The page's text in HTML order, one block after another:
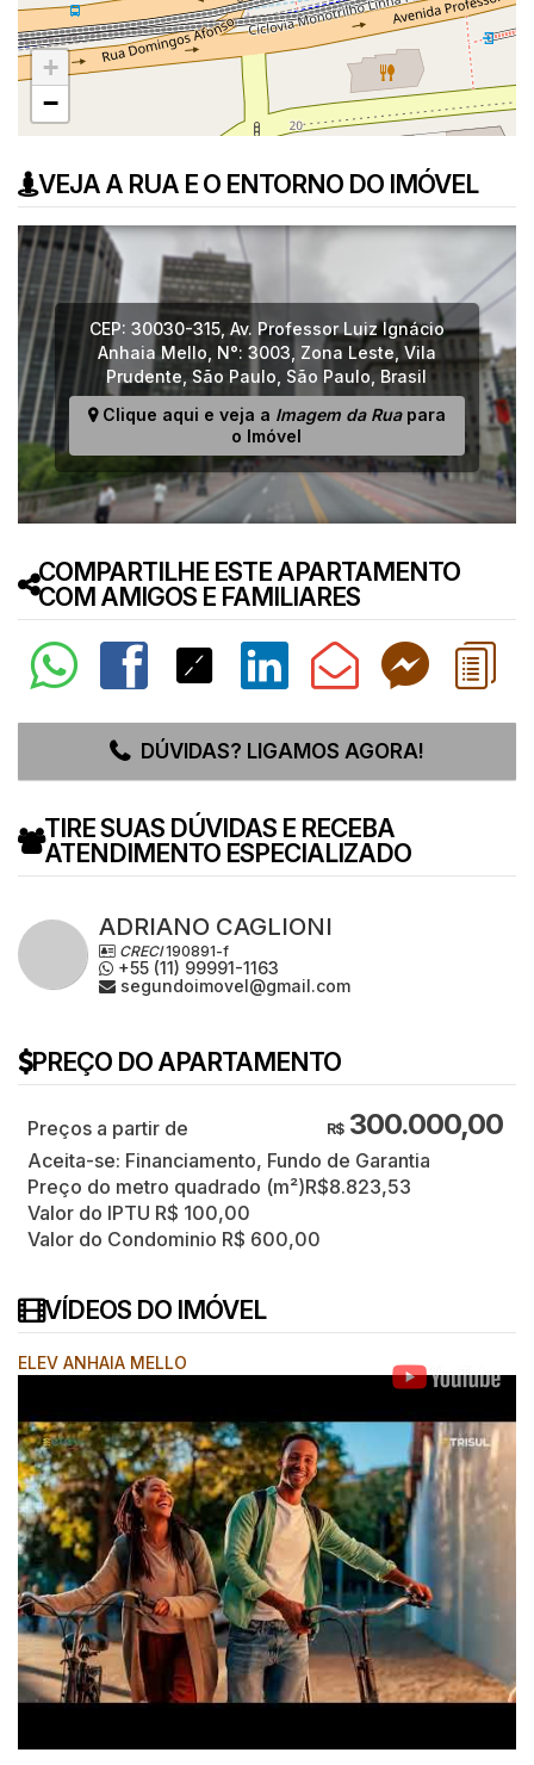
+
−
VEJA A RUA E O ENTORNO DO IMÓVEL
CEP: 30030-315,Av. Professor Luiz Ignácio
Anhaia Mello N°: 3003 Zona Leste Vila
Prudente ,São Paulo São Paulo Brasil
Clique aqui e veja a Imagem da Ruapara
o Imóvel
COMPARTILHE ESTE APARTAMENTO
COM AMIGOS E FAMILIARES
DÚVIDAS? LIGAMOS AGORA!
TIRE SUAS DÚVIDAS E RECEBA
ATENDIMENTO ESPECIALIZADO
ADRIANO CAGLIONI
CRECI190891-f
+55 (11) 99991-1163
segundoimovel@gmail.com
PREÇO DO APARTAMENTO
R$300.000,00
Aceita-se: Financiamento, Fundo de Garantia
Preço do metro quadrado (m²)R$8.823,53
Valor do IPTU R$ 100,00
Valor do Condominio R$ 600,00
VÍDEOS DO IMÓVEL
ELEV ANHAIA MELLO